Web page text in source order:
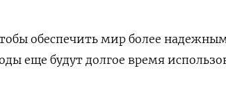
обеспечить мир более
еще будут долгое время